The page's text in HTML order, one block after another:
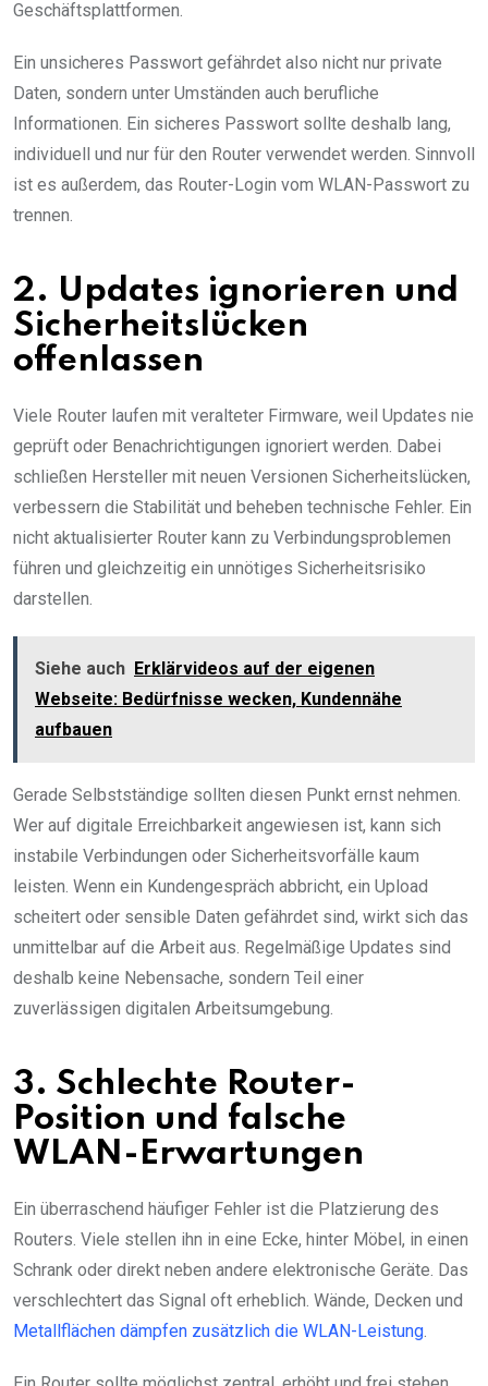
Geschäftsplattformen.
Ein unsicheres Passwort gefährdet also nicht nur private
Daten, sondern unter Umständen auch berufliche
Informationen. Ein sicheres Passwort sollte deshalb lang,
individuell und nur für den Router verwendet werden. Sinnvoll
ist es außerdem, das Router-Login vom WLAN-Passwort zu
trennen.
2. Updates ignorieren und
Sicherheitslücken
offenlassen
Viele Router laufen mit veralteter Firmware, weil Updates nie
geprüft oder Benachrichtigungen ignoriert werden. Dabei
schließen Hersteller mit neuen Versionen Sicherheitslücken,
verbessern die Stabilität und beheben technische Fehler. Ein
nicht aktualisierter Router kann zu Verbindungsproblemen
führen und gleichzeitig ein unnötiges Sicherheitsrisiko
darstellen.
Siehe auch Erklärvideos auf der eigenen
Webseite: Bedürfnisse wecken, Kundennähe
aufbauen
Gerade Selbstständige sollten diesen Punkt ernst nehmen.
Wer auf digitale Erreichbarkeit angewiesen ist, kann sich
instabile Verbindungen oder Sicherheitsvorfälle kaum
leisten. Wenn ein Kundengespräch abbricht, ein Upload
scheitert oder sensible Daten gefährdet sind, wirkt sich das
unmittelbar auf die Arbeit aus. Regelmäßige Updates sind
deshalb keine Nebensache, sondern Teil einer
zuverlässigen digitalen Arbeitsumgebung.
3. Schlechte Router-
Position und falsche
WLAN-Erwartungen
Ein überraschend häufiger Fehler ist die Platzierung des
Routers. Viele stellen ihn in eine Ecke, hinter Möbel, in einen
Schrank oder direkt neben andere elektronische Geräte. Das
verschlechtert das Signal oft erheblich. Wände, Decken und
Metallflächen dämpfen zusätzlich die WLAN-Leistung.